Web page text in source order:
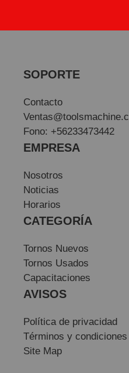
SOPORTE
Contacto
Ventas@toolsmachine.cl
Fono: +56233473442
EMPRESA
Nosotros
Noticias
Horarios
CATEGORÍA
Tornos Nuevos
Tornos Usados
Capacitaciones
AVISOS
Política de privacidad
Términos y condiciones
Site Map